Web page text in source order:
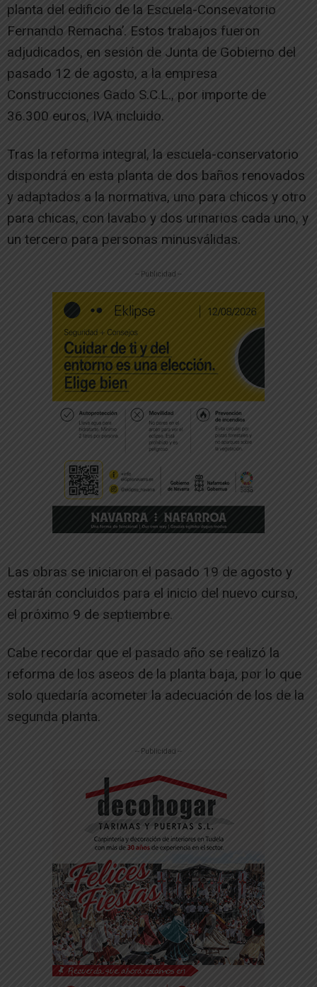
planta del edificio de la Escuela-Consevatorio
Fernando Remacha’. Estos trabajos fueron
adjudicados, en sesión de Junta de Gobierno del
pasado 12 de agosto, a la empresa
Construcciones Gado S.C.L., por importe de
36.300 euros, IVA incluido.
Tras la reforma integral, la escuela-conservatorio
dispondrá en esta planta de dos baños renovados
y adaptados a la normativa, uno para chicos y otro
para chicas, con lavabo y dos urinarios cada uno, y
un tercero para personas minusválidas.
-- Publicidad --
Las obras se iniciaron el pasado 19 de agosto y
estarán concluidos para el inicio del nuevo curso,
el próximo 9 de septiembre.
Cabe recordar que el pasado año se realizó la
reforma de los aseos de la planta baja, por lo que
solo quedaría acometer la adecuación de los de la
segunda planta.
-- Publicidad --